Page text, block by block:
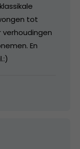
tot
verhoudingen
En